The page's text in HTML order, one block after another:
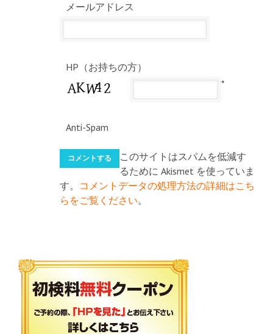
メールアドレス
HP（お持ちの方）
Anti-Spam
*
このサイトはスパムを低減す
るために Akismet を使っていま
す。 コメントデータの処理方法の詳細はこち
らをご覧ください。